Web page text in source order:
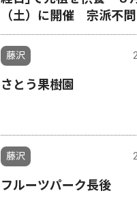
（土）に開催 宗派不問
藤沢
さとう果樹園
藤沢
フルーツパーク長後